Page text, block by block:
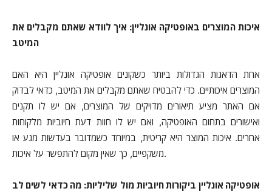
איכות המוצרים באופטיקה אונליין: איך לוודא שאתם מקבלים את
המיטב
אחת הדאגות הגדולות ביותר כשקונים אופטיקה אונליין היא האם
המוצרים איכותיים. כדי להבטיח שאתם מקבלים את המיטב, כדאי לבדוק
אם האתר מציע תיאורים מדויקים של המוצרים, אם יש לו תקנים
ואישורים בתחום האופטיקה, ואם יש לו חוות דעת חיוביות מלקוחות
אחרים. איכות המוצר היא קריטית, במיוחד כשמדובר בעדשות מגע או
משקפיים, כך שאין מקום להתפשר על איכות.
אופטיקה אונליין ביקורות חיוביות מול שליליות: מה כדאי לשים לב